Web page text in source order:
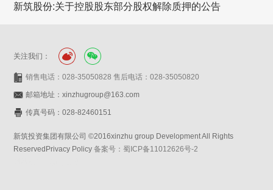
新筑股份:关于控股股东部分股权解除质押的公告
关注我们：
销售电话：028-35050828 售后电话：028-35050820
邮箱地址：xinzhugroup@163.com
传真号码：028-82460151
新筑投资集团有限公司 ©2016xinzhu group Development All Rights
ReservedPrivacy Policy备案号：蜀ICP备11012626号-2